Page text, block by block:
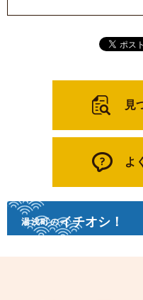
見
よ
湯浅町のイチオシ！